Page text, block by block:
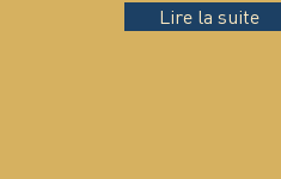
Lire la suite